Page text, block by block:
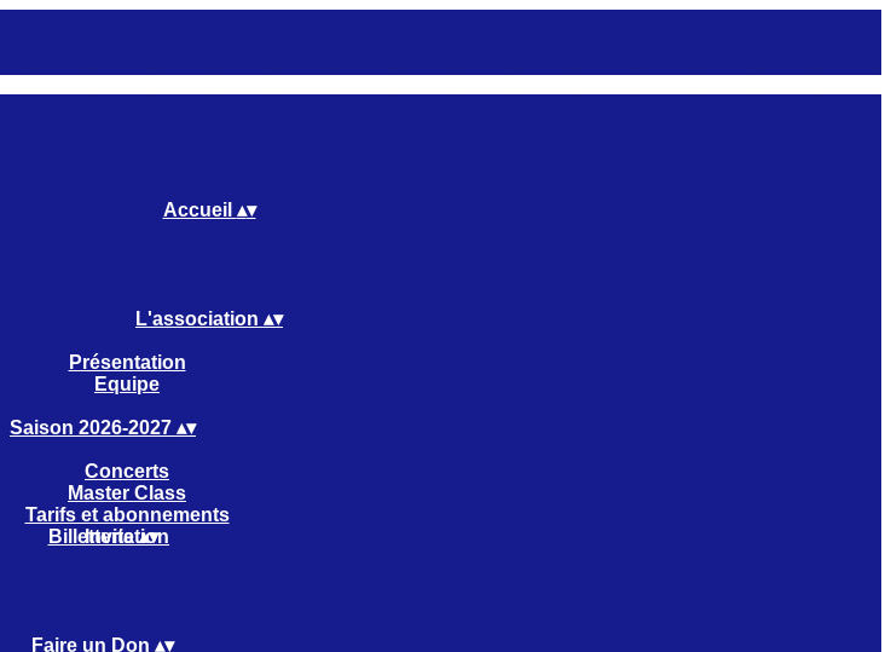
Accueil ▴▾
L'association ▴▾
Présentation
Equipe
Saison 2026-2027 ▴▾
Concerts
Master Class
Tarifs et abonnements
Invitation
Billetterie▴▾
Faire un Don ▴▾